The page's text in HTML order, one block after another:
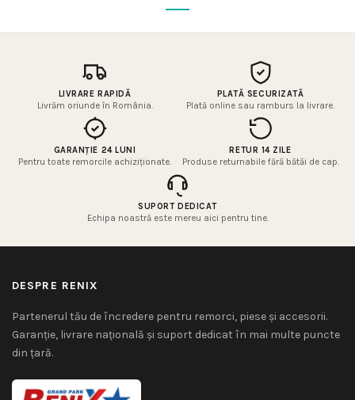
LIVRARE RAPIDĂ
Livrăm oriunde în România.
PLATĂ SECURIZATĂ
Plată online sau ramburs la livrare.
GARANȚIE 24 LUNI
Pentru toate remorcile achiziționate.
RETUR 14 ZILE
Produse returnabile fără bătăi de cap.
SUPORT DEDICAT
Echipa noastră este mereu aici pentru tine.
DESPRE RENIX
Partenerul tău de încredere pentru remorci, piese și accesorii.
Garanție, livrare națională și suport dedicat în mai multe puncte
din țară.